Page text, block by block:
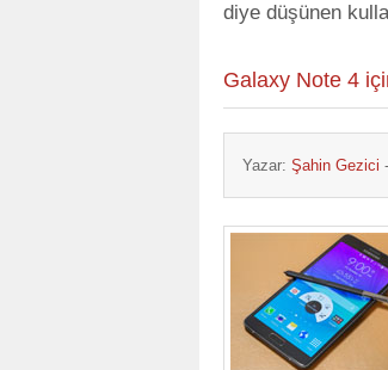
diye düşünen
Galaxy Note 4
Yazar: Şahin Gezici